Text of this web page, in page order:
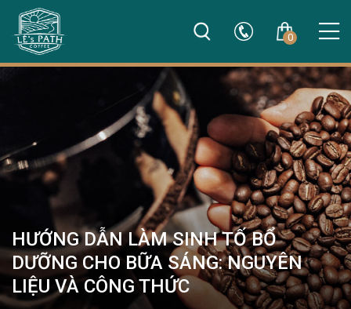
0
HƯỚNG DẪN LÀM SINH TỐ BỔ
DƯỠNG CHO BỮA SÁNG: NGUYÊN
LIỆU VÀ CÔNG THỨC